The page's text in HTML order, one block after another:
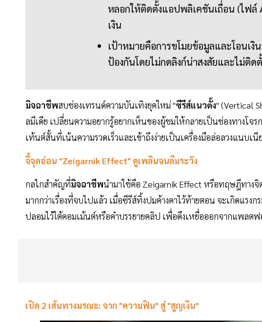
หลอกให้ติดตั้งแอปพลิเคชันเถื่อน (ไฟ
เงิน
เป้าหมายคือการขโมยข้อมูลและโอนเ
ป้องกันโดยไม่กดลิงก์น่าสงสัยและไม่ติด
มิจฉาชีพสบช่องเทรนด์ความบันเทิงยุคใหม่ "ซีรีส์แนวตั้ง" (Vertical
ลมีเดีย เปลี่ยนความอยากรู้อยากเห็นของผู้ชมให้กลายเป็นช่องทางโจ
เท้นต์สั้นที่เน้นความรวดเร็วและเข้าถึงง่ายเป็นเครื่องมือล่อลวงแนบเนี
จี้จุดอ่อน "Zeigarnik Effect" ดูเพลินจนลืมระวัง
กลไกสำคัญที่มิจฉาชีพนำมาใช้คือ Zeigarnik Effect หรือทฤษฎีทาง
มากกว่าเรื่องที่จบไปแล้ว เมื่อซีรีส์ทิ้งปมค้างคาไว้ท้ายตอน จะเกิดแรง
ปลอมไว้ใต้คอมเม้นต์หรือคำบรรยายคลิป เพื่อดึงเหยื่อออกจากแพล
เปิด 2 เส้นทางมรณะ: จาก "ความฟิน" สู่ "สูญเงิน"